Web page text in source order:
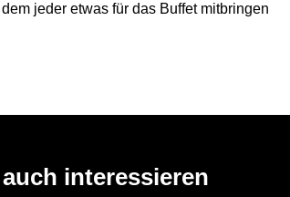
jeder etwas für das Buffet mitbringen
interessieren